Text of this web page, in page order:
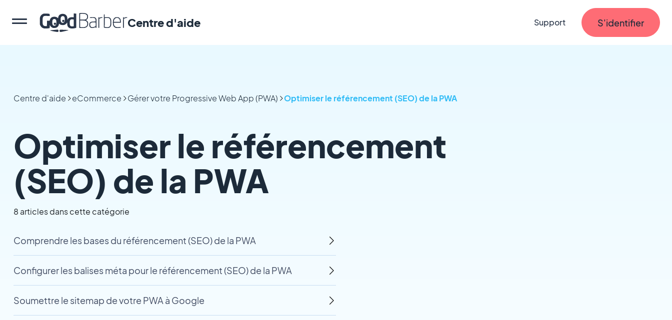
Centre d'aide Support S'identifier
Centre d'aide eCommerce Gérer votre Progressive Web App (PWA) Optimiser le référencement (SEO) de la PWA
Optimiser le référencement
(SEO) de la PWA
8 articles dans cette catégorie
Comprendre les bases du référencement (SEO) de la PWA
Configurer les balises méta pour le référencement (SEO) de la PWA
Soumettre le sitemap de votre PWA à Google